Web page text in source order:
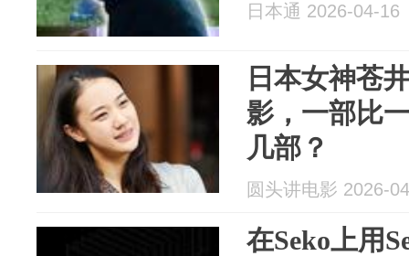
日本通 2026-04-16
日本女神苍
影，一部比
几部？
圆头讲电影 2026-
在Seko上用